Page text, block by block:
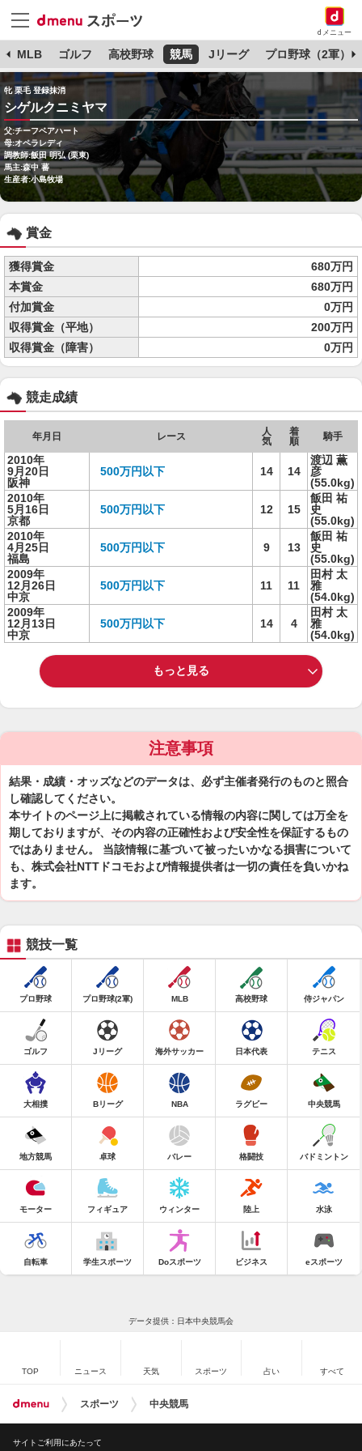
dメニュー
MLB ゴルフ 高校野球 競馬 Jリーグ プロ野球（2軍）
牝 栗毛 登録抹消
シゲルクニミヤマ
父:チーフベアハート
母:オペラレディ
調教師:飯田 明弘 (栗東)
馬主:森中 蕃
生産者:小島牧場
賞金
獲得賞金
680万円
本賞金
680万円
付加賞金
0万円
収得賞金（平地）
200万円
収得賞金（障害）
0万円
競走成績
年月日 レース
人
気
着
順
騎手
2010年
9月20日
阪神
500万円以下 14 14
渡辺 薫
彦
(55.0kg)
2010年
5月16日
京都
500万円以下 12 15
飯田 祐
史
(55.0kg)
2010年
4月25日
福島
500万円以下 9 13
飯田 祐
史
(55.0kg)
2009年
12月26日
中京
500万円以下 11 11
田村 太
雅
(54.0kg)
2009年
12月13日
中京
500万円以下 14 4
田村 太
雅
(54.0kg)
もっと見る
注意事項
結果・成績・オッズなどのデータは、必ず主催者発行のものと照合
し確認してください。
本サイトのページ上に掲載されている情報の内容に関しては万全を
期しておりますが、その内容の正確性および安全性を保証するもの
ではありません。 当該情報に基づいて被ったいかなる損害について
も、株式会社NTTドコモおよび情報提供者は一切の責任を負いかね
ます。
競技一覧
プロ野球 プロ野球(2軍) MLB 高校野球 侍ジャパン
ゴルフ Jリーグ 海外サッカー 日本代表 テニス
大相撲 Bリーグ NBA ラグビー 中央競馬
地方競馬 卓球 バレー 格闘技 バドミントン
モーター フィギュア ウィンター 陸上 水泳
自転車 学生スポーツ Doスポーツ ビジネス eスポーツ
データ提供：日本中央競馬会
TOP ニュース 天気 スポーツ 占い すべて
スポーツ 中央競馬
サイトご利用にあたって